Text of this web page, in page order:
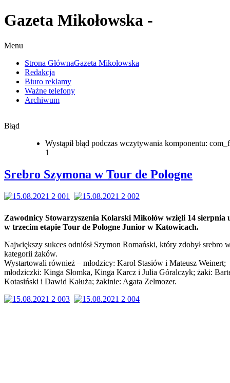
Gazeta Mikołowska -
Menu
Strona GłównaGazeta Mikołowska
Redakcja
Biuro reklamy
Ważne telefony
Archiwum
Błąd
Wystąpił błąd podczas wczytywania komponentu:
1
Srebro Szymona w Tour de Pologne
Zawodnicy Stowarzyszenia Kolarski Mikołów wzięli 14 sierpnia
w trzecim etapie Tour de Pologne Junior w Katowicach.
Największy sukces odniósł Szymon Romański, który zdobył srebro
kategorii żaków.
Wystartowali również – młodzicy: Karol Stasiów i Mateusz Weinert;
młodziczki: Kinga Słomka, Kinga Karcz i Julia Góralczyk; żaki:
Kotasiński i Dawid Kałuża; żakinie: Agata Zelmozer.